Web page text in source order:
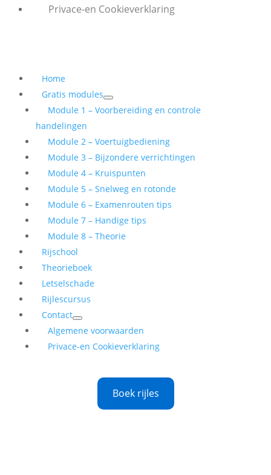
Privace-en Cookieverklaring
Home
Gratis modules
Module 1 – Voorbereiding en controle
handelingen
Module 2 – Voertuigbediening
Module 3 – Bijzondere verrichtingen
Module 4 – Kruispunten
Module 5 – Snelweg en rotonde
Module 6 – Examenrouten tips
Module 7 – Handige tips
Module 8 – Theorie
Rijschool
Theorieboek
Letselschade
Rijlescursus
Contact
Algemene voorwaarden
Privace-en Cookieverklaring
Boek rijles